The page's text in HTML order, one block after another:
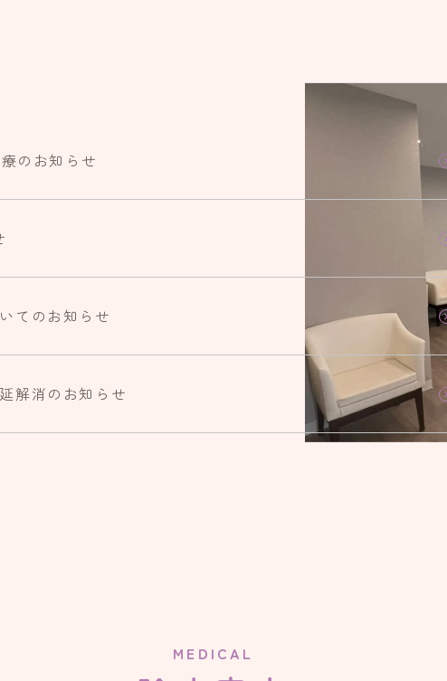
のお知らせ
てのお知らせ
解消のお知らせ
MEDICAL